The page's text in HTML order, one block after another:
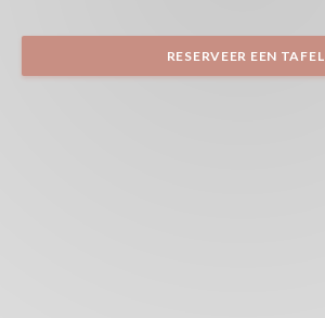
RESERVEER EEN TAFEL